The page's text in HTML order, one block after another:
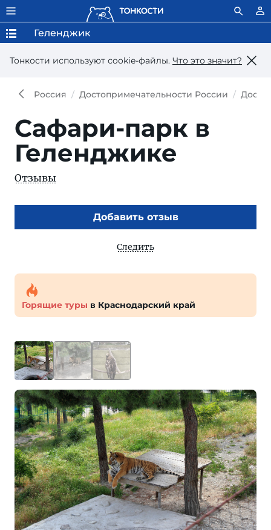
Тонкости используют сookie-файлы. Что это значит?
Геленджик
Россия Достопримечательности России
Сафари-парк в
Геленджике
Отзывы
Добавить отзыв
Следить
Горящие туры в Краснодарский край